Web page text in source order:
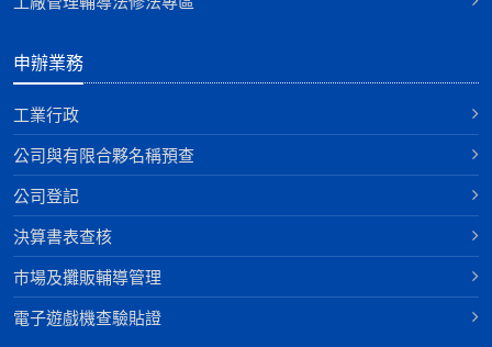
申辦業務
工業行政
公司與有限合夥名稱預查
公司登記
決算書表查核
巿場及攤販輔導管理
電子遊戲機查驗貼證